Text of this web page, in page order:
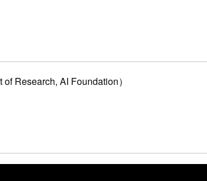
Research, AI Foundation）